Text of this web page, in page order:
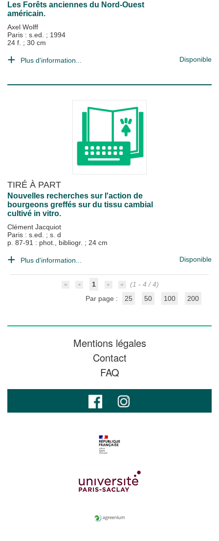
Les Forêts anciennes du Nord-Ouest
américain.
Axel Wolff
Paris : s.ed. ; 1994
24 f. ; 30 cm
Plus d'information... Disponible
TIRÉ À PART
Nouvelles recherches sur l'action de
bourgeons greffés sur du tissu cambial
cultivé in vitro.
Clément Jacquiot
Paris : s.ed. ; s. d
p. 87-91 : phot., bibliogr. ; 24 cm
Plus d'information... Disponible
1
(1 - 4 / 4)
Par page :
25 50 100 200
Mentions légales
Contact
FAQ